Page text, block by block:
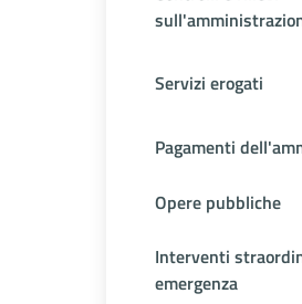
Servizi erogati
Pagamenti
Opere pubbliche
Interventi
emergenza